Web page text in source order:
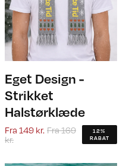
Eget Design -
Strikket
Halstørklæde
Fra 149 kr. Fra169
kr.
12%
RABAT